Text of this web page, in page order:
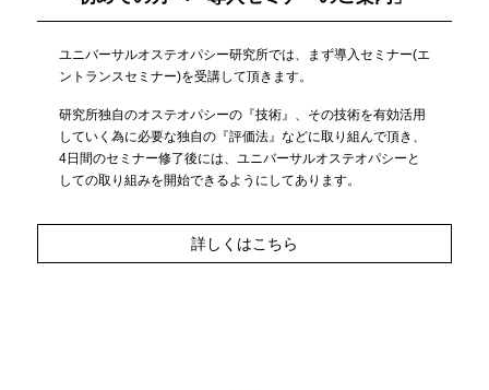
ユニバーサルオステオパシー研究所では、まず導入セミナー(エ
ントランスセミナー)を受講して頂きます。
研究所独自のオステオパシーの『技術』、その技術を有効活用
していく為に必要な独自の『評価法』などに取り組んで頂き、
4日間のセミナー修了後には、ユニバーサルオステオパシーと
しての取り組みを開始できるようにしてあります。
詳しくはこちら